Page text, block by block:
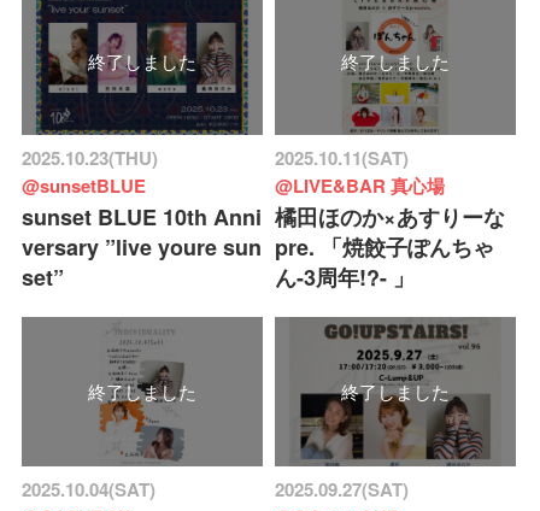
終了しました
2025.10.23(THU)
@sunsetBLUE
sunset BLUE 10th Anni
versary ”live youre sun
set”
終了しました
2025.10.11(SAT)
@LIVE&BAR 真心場
橘田ほのか×あすりーな
pre. 「焼餃子ぽんちゃ
ん-3周年!?- 」
終了しました
2025.10.04(SAT)
終了しました
2025.09.27(SAT)